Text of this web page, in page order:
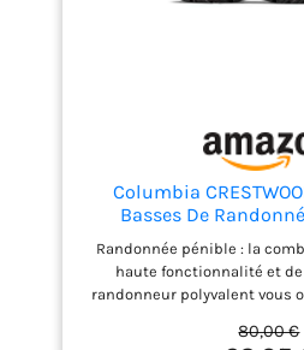
Columbia
Basses De
Homme, Noir (Shark x
EU
Randonnée pénible : la
haute fonctionnalité et
randonneur polyvalent vous
80,00 €